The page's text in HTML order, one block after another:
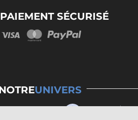
PAIEMENT SÉCURISÉ
UNIVERS